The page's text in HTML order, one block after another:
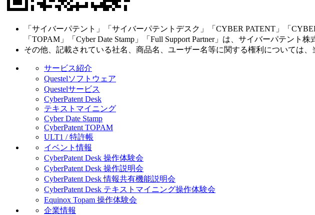
「サイバーパテント」「サイバーパテントデスク」「CYBER PATENT」「
「TOPAM」「Cyber Date Stamp」「Full Support Partner」は、サイバーパテント株
その他、記載されている社名、商品名、ユーザー名等に関する権利については、
サービス紹介
Questelソフトウェア
Questelサービス
CyberPatent Desk
テキストマイニング
Cyber Date Stamp
CyberPatent TOPAM
ULT1 / 特許帳
イベント情報
CyberPatent Desk 操作体験会
CyberPatent Desk 操作説明会
CyberPatent Desk 情報共有機能説明会
CyberPatent Desk テキストマイニング操作体験会
Equinox Topam 操作体験会
企業情報